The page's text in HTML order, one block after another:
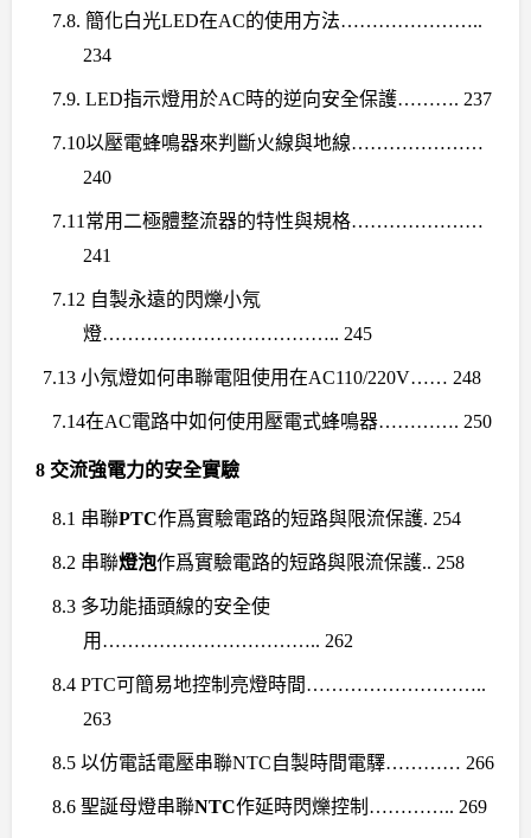
7.8. 簡化白光LED在AC的使用方法…………………..
234
7.9. LED指示燈用於AC時的逆向安全保護………. 237
7.10以壓電蜂鳴器來判斷火線與地線…………………
240
7.11 常用 二極體整流器的特性與規格…………………
241
7.12 自製永遠的閃爍小氖
燈……………………………….. 245
7.13 小氖燈如何串聯電阻使用在AC110/220V…… 248
7.14在AC電路中如何使用壓電式蜂鳴器…………. 250
8 交流強電力的安全實驗
8.1 串聯PTC作爲實驗電路的短路與限流保護. 254
8.2 串聯燈泡作爲實驗電路的短路與限流保護.. 258
8.3 多功能插頭線的安全使
用 …………………………….. 262
8.4 PTC可簡易地控制亮燈時間………………………..
263
8.5 以仿電話電壓串聯NTC自製時間電驛………… 266
8.6 聖誕母燈串聯NTC作延時閃爍控制 ………….. 269